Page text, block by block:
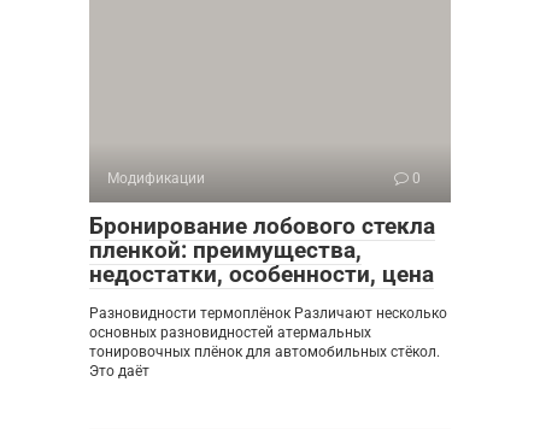
Модификации 0
Бронирование лобового стекла
пленкой: преимущества,
недостатки, особенности, цена
Разновидности термоплёнок Различают несколько
основных разновидностей атермальных
тонировочных плёнок для автомобильных стёкол.
Это даёт